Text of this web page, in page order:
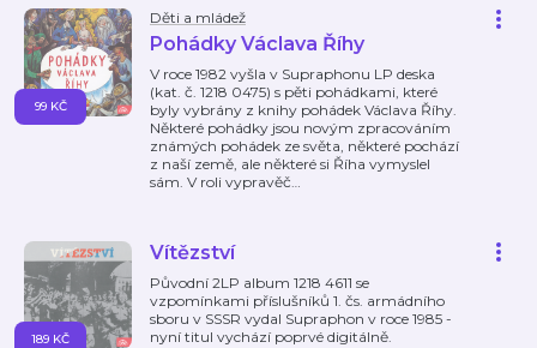
Děti a mládež
Pohádky Václava Říhy
V roce 1982 vyšla v Supraphonu LP deska
(kat. č. 1218 0475) s pěti pohádkami, které
byly vybrány z knihy pohádek Václava Říhy.
Některé pohádky jsou novým zpracováním
známých pohádek ze světa, některé pochází
z naší země, ale některé si Říha vymyslel
sám. V roli vypravěč…
99 KČ
Vítězství
Původní 2LP album 1218 4611 se
vzpomínkami příslušníků 1. čs. armádního
sboru v SSSR vydal Supraphon v roce 1985 -
nyní titul vychází poprvé digitálně.
189 KČ